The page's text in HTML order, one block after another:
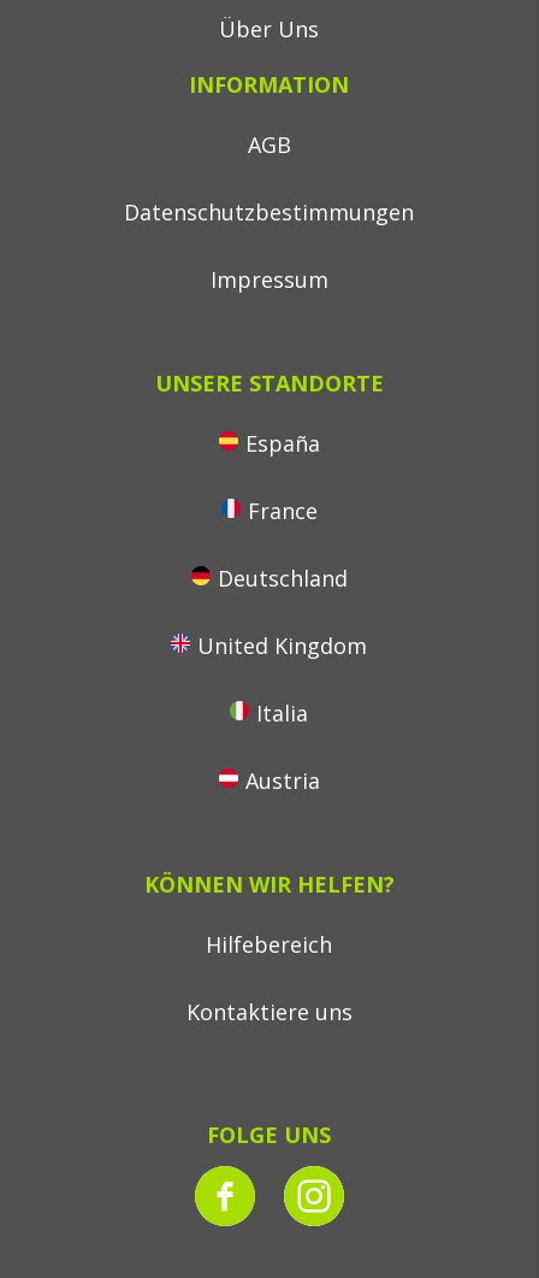
Über Uns
INFORMATION
AGB
Datenschutzbestimmungen
Impressum
UNSERE STANDORTE
España
France
Deutschland
United Kingdom
Italia
Austria
KÖNNEN WIR HELFEN?
Hilfebereich
Kontaktiere uns
FOLGE UNS